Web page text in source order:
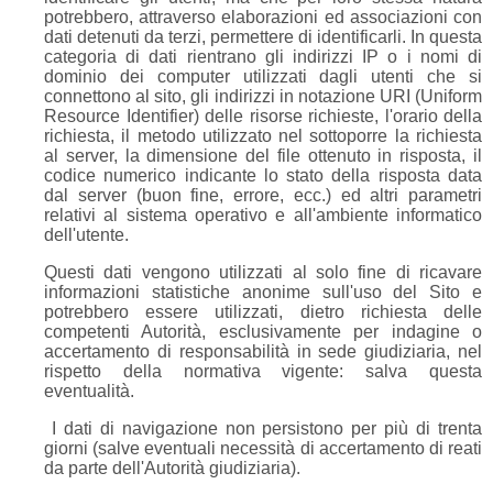
potrebbero, attraverso elaborazioni ed associazioni con
dati detenuti da terzi, permettere di identificarli. In questa
categoria di dati rientrano gli indirizzi IP o i nomi di
dominio dei computer utilizzati dagli utenti che si
connettono al sito, gli indirizzi in notazione URI (Uniform
Resource Identifier) delle risorse richieste, l'orario della
richiesta, il metodo utilizzato nel sottoporre la richiesta
al server, la dimensione del file ottenuto in risposta, il
codice numerico indicante lo stato della risposta data
dal server (buon fine, errore, ecc.) ed altri parametri
relativi al sistema operativo e all'ambiente informatico
dell'utente.
Questi dati vengono utilizzati al solo fine di ricavare
informazioni statistiche anonime sull'uso del Sito e
potrebbero essere utilizzati, dietro richiesta delle
competenti Autorità, esclusivamente per indagine o
accertamento di responsabilità in sede giudiziaria, nel
rispetto della normativa vigente: salva questa
eventualità.
I dati di navigazione non persistono per più di trenta
giorni (salve eventuali necessità di accertamento di reati
da parte dell'Autorità giudiziaria).